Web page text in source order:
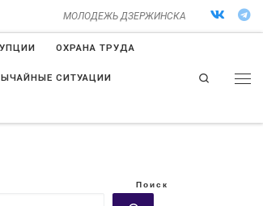
МОЛОДЕЖЬ ДЗЕРЖИНСКА
ОХРАНА ТРУДА
СИТУАЦИИ Search
Поиск